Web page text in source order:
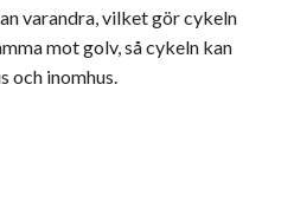
varandra, vilket gör cykeln
mot golv, så cykeln kan
och inomhus.